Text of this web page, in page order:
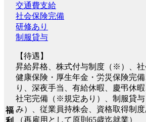
福
交通費支給
社会保険完備
研修あり
制服貸与
【待遇】
昇給昇格、株式付与制度（※）、社
健康保険・厚生年金・労災保険完
り、深夜手当、有給休暇、慶弔休暇
社宅完備（※規定あり）、制服貸
み）、従業員持株会、資格取得制
（再雇用として原則65歳迄就業）